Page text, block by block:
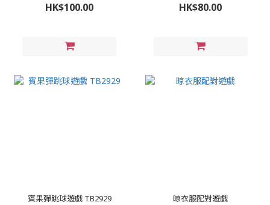
HK$100.00 HK$80.00
賓果彈跳球遊戲 TB2929 晾衣服配對遊戲